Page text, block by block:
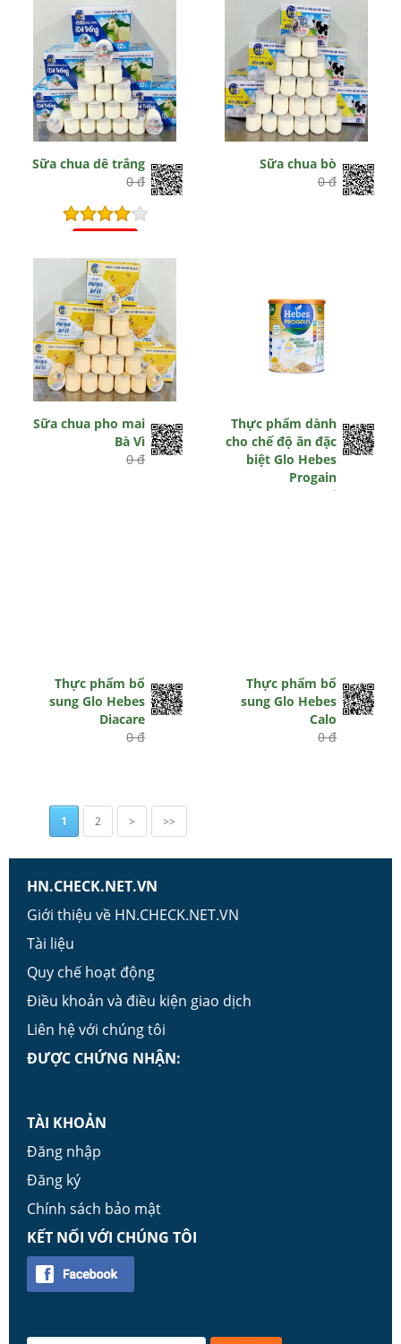
Sữa chua dê trắng
0 đ
Sữa chua bò
0 đ
Sữa chua pho mai
Bà Vì
0 đ
Thực phẩm dành
cho chế độ ăn đặc
biệt Glo Hebes
Progain
0 đ
Thực phẩm bổ
sung Glo Hebes
Diacare
0 đ
Thực phẩm bổ
sung Glo Hebes
Calo
0 đ
1 2 > >>
HN.CHECK.NET.VN
Giới thiệu về HN.CHECK.NET.VN
Tài liệu
Quy chế hoạt động
Điều khoản và điều kiện giao dịch
Liên hệ với chúng tôi
ĐƯỢC CHỨNG NHẬN:
TÀI KHOẢN
Đăng nhập
Đăng ký
Chính sách bảo mật
KẾT NỐI VỚI CHÚNG TÔI